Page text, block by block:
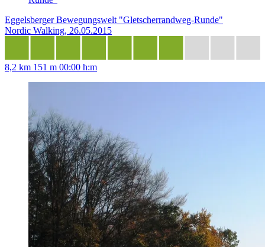
Eggelsberger Bewegungswelt "Gletscherrandweg-Runde"
Nordic Walking, 26.05.2015
8,2 km 151 m 00:00 h:m